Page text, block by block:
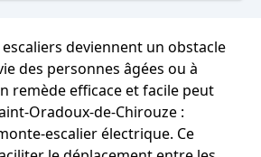
deviennent un obstacle
des personnes âgées ou à
remède efficace et facile peut
Oradoux-de-Chirouze :
escalier électrique. Ce